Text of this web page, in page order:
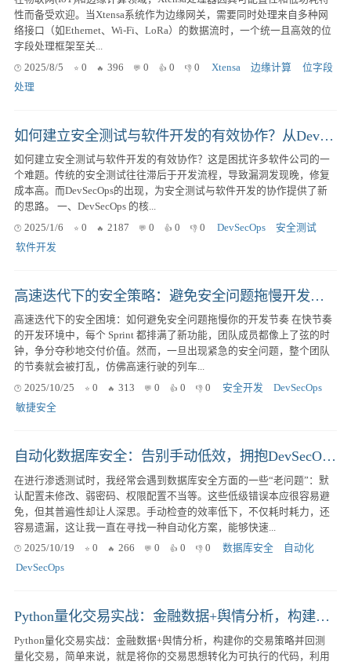
性而备受欢迎。当Xtensa系统作为边缘网关，需要同时处理来自多种网
络接口（如Ethernet、Wi-Fi、LoRa）的数据流时，一个统一且高效的位
字段处理框架至关...
2025/8/5
0 396 0 0 0 Xtensa 边缘计算
位字段
处理
如何建立安全测试与软件开发的有效协作？从DevSecOps到实践经验分享
如何建立安全测试与软件开发的有效协作？这是困扰许多软件公司的一
个难题。传统的安全测试往往滞后于开发流程，导致漏洞发现晚，修复
成本高。而DevSecOps的出现，为安全测试与软件开发的协作提供了新
的思路。 一、DevSecOps 的核...
2025/1/6
0 2187 0 0 0 DevSecOps
安全测试
软件开发
高速迭代下的安全策略：避免安全问题拖慢开发节奏
高速迭代下的安全困境：如何避免安全问题拖慢你的开发节奏 在快节奏
的开发环境中，每个 Sprint 都排满了新功能，团队成员都像上了弦的时
钟，争分夺秒地交付价值。然而，一旦出现紧急的安全问题，整个团队
的节奏就会被打乱，仿佛高速行驶的列车...
2025/10/25
0 313 0 0 0 安全开发
DevSecOps
敏捷安全
自动化数据库安全：告别手动低效，拥抱DevSecOps集成
在进行渗透测试时，我经常会遇到数据库安全方面的一些“老问题”：默
认配置未修改、弱密码、权限配置不当等。这些低级错误本应很容易避
免，但其普遍性却让人深思。手动检查的效率低下，不仅耗时耗力，还
容易遗漏，这让我一直在寻找一种自动化方案，能够快速...
2025/10/19
0 266 0 0 0 数据库安全
自动化
DevSecOps
Python量化交易实战：金融数据+舆情分析，构建你的交易策略并回测
Python量化交易实战：金融数据+舆情分析，构建你的交易策略并回测
量化交易，简单来说，就是将你的交易思想转化为可执行的代码，利用